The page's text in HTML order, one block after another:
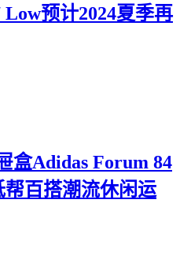
预计2024夏季再
盒Adidas Forum 84
百搭潮流休闲运